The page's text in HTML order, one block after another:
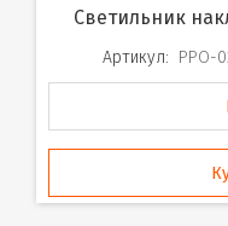
Светильник
Артикул: PPO-